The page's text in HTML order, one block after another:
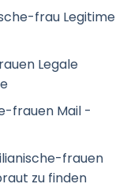
frau Legitime
Legale
frauen Mail -
frauen
zu finden